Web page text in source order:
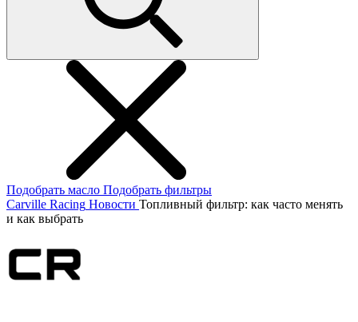
Подобрать масло Подобрать фильтры
Carville Racing Новости Топливный фильтр: как часто менять
и как выбрать